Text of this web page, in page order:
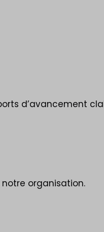
d’avancement
organisation.